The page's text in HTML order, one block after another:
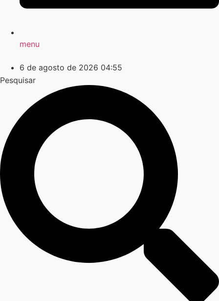
menu
6 de agosto de 2026 04:55
Pesquisar